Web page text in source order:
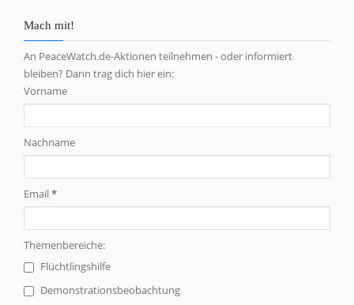
Mach mit!
An PeaceWatch.de-Aktionen teilnehmen - oder informiert
bleiben? Dann trag dich hier ein:
Vorname
Nachname
Email*
Themenbereiche:
Flüchtlingshilfe
Demonstrationsbeobachtung